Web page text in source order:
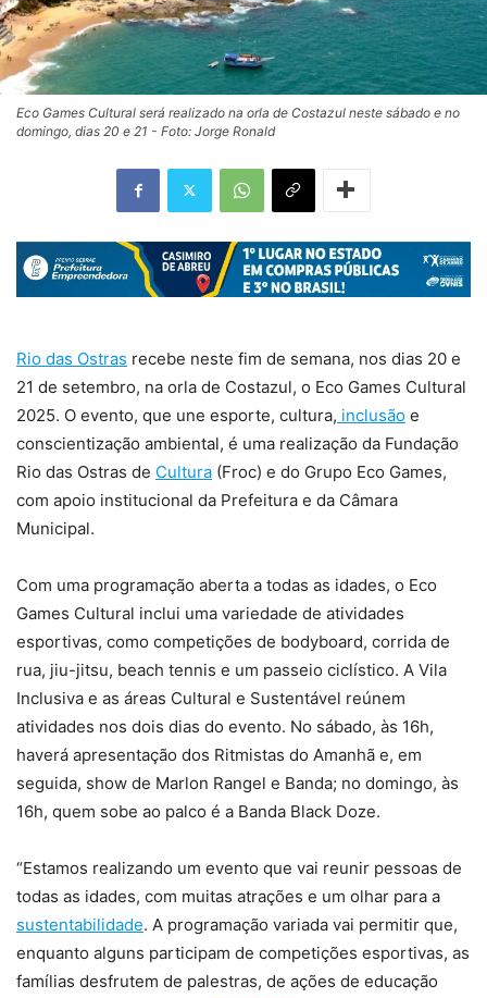
Eco Games Cultural será realizado na orla de Costazul neste sábado e no
domingo, dias 20 e 21 - Foto: Jorge Ronald
Rio das Ostras recebe neste fim de semana, nos dias 20 e
21 de setembro, na orla de Costazul, o Eco Games Cultural
2025. O evento, que une esporte, cultura, inclusão e
conscientização ambiental, é uma realização da Fundação
Rio das Ostras de Cultura (Froc) e do Grupo Eco Games,
com apoio institucional da Prefeitura e da Câmara
Municipal.
Com uma programação aberta a todas as idades, o Eco
Games Cultural inclui uma variedade de atividades
esportivas, como competições de bodyboard, corrida de
rua, jiu-jitsu, beach tennis e um passeio ciclístico. A Vila
Inclusiva e as áreas Cultural e Sustentável reúnem
atividades nos dois dias do evento. No sábado, às 16h,
haverá apresentação dos Ritmistas do Amanhã e, em
seguida, show de Marlon Rangel e Banda; no domingo, às
16h, quem sobe ao palco é a Banda Black Doze.
“Estamos realizando um evento que vai reunir pessoas de
todas as idades, com muitas atrações e um olhar para a
sustentabilidade. A programação variada vai permitir que,
enquanto alguns participam de competições esportivas, as
famílias desfrutem de palestras, de ações de educação